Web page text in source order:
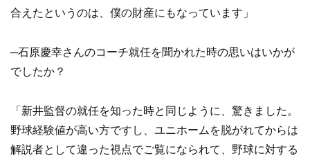
合えたというのは、僕の財産にもなっています」
─石原慶幸さんのコーチ就任を聞かれた時の思いはいかが
でしたか？
「新井監督の就任を知った時と同じように、驚きました。
野球経験値が高い方ですし、ユニホームを脱がれてからは
解説者として違った視点でご覧になられて、野球に対する